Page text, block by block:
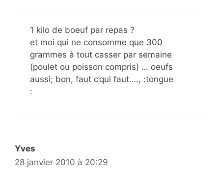
1 kilo de boeuf par repas ?
et moi qui ne consomme que 300
grammes à tout casser par semaine
(poulet ou poisson compris) … oeufs
aussi; bon, faut c’qui faut…., :tongue
:
Yves
28 janvier 2010 à 20:29